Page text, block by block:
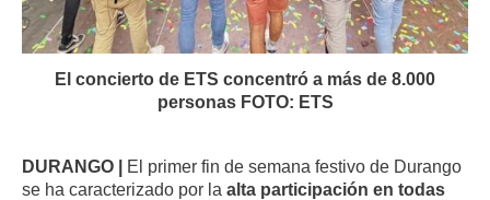
El concierto de ETS concentró a más de 8.000
personas FOTO: ETS
DURANGO | El primer fin de semana festivo de Durango
se ha caracterizado por la alta participación en todas